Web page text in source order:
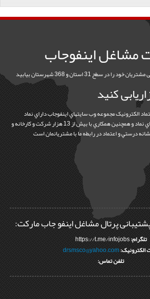
مشاغل اینفوجاب
کنید
الکترونيک مجموعه وب سايتهاي اينفوجاب داراي نماد
اعتماد الکترونيک از سامانه اي نماد و همچنين همکاري با بيش از 13 هزار شرکت و کارخانه و
درستي و اعتماد در رابطه ما با مشتريانمان است
پرتال مشاغل اینفو جاب مارکت:
تلگرام:https://t.me/infojobs
drsmsco@yahoo.com
تلفن تماس: